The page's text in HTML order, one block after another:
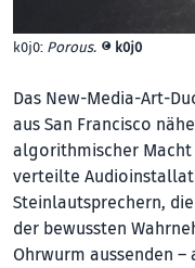
k0j0: Porous. © k0j0
Das New-Media-Art-
aus San Francisco
algorithmischer Macht
verteilte
Steinlautsprechern,
der bewussten
Ohrwurm aussenden